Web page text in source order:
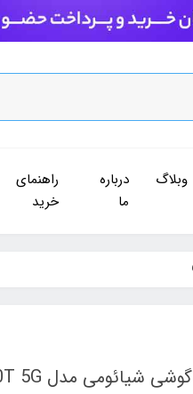
وبلاگ
درباره
ما
راهنمای
خرید
گوشی شیائومی مدل Mi 10T 5G دو سیم‌ کارت ظرفیت 128 و رم 6